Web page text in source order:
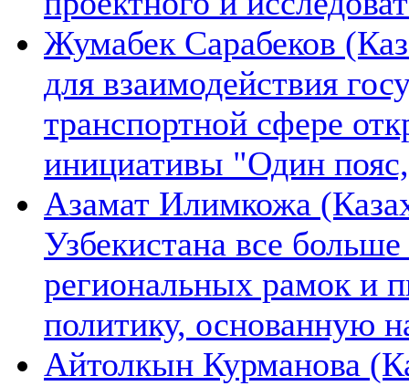
Жумабек Сарабеков
для взаимодействия
транспортной сфере
инициативы "Один
Азамат Илимкожа
Узбекистана все
региональных рамок и
политику, основанную
Айтолкын Курманова